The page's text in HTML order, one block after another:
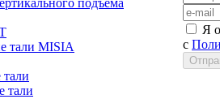
подъема
тали MISIA
тали
Я
с